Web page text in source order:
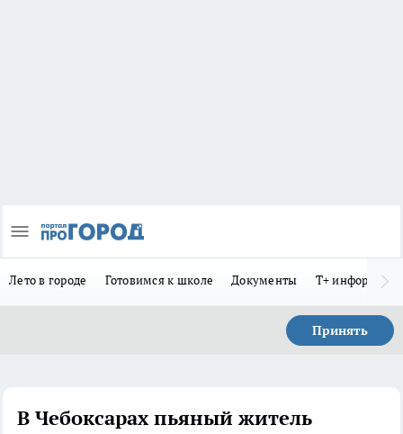
Лето в городе Готовимся к школе Документы Т+
Принять
В Чебоксарах пьяный житель